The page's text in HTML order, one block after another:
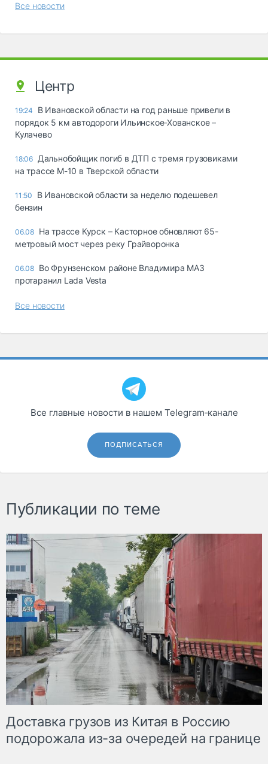
Все новости
Центр
19:24
В Ивановской области на год раньше привели в
порядок 5 км автодороги Ильинское-Хованское –
Кулачево
18:06 Дальнобойщик погиб в ДТП с тремя грузовиками
на трассе М-10 в Тверской области
11:50
В Ивановской области за неделю подешевел
бензин
06.08 На трассе Курск – Касторное обновляют 65-
метровый мост через реку Грайворонка
06.08 Во Фрунзенском районе Владимира МАЗ
протаранил Lada Vesta
Все новости
Все главные новости в нашем Telegram‑канале
ПОДПИСАТЬСЯ
Публикации по теме
Доставка грузов из Китая в Россию
подорожала из-за очередей на границе